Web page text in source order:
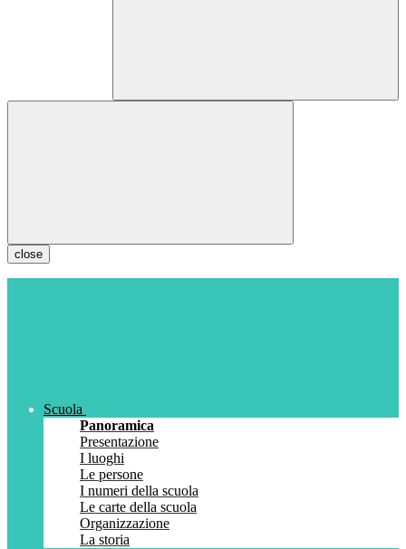
close
Scuola
Panoramica
Presentazione
I luoghi
Le persone
I numeri della scuola
Le carte della scuola
Organizzazione
La storia